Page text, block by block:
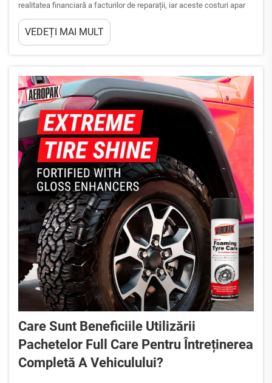
realitatea financiară a facturilor de reparații, iar aceste costuri apar
rar fără semne premonitorii. Adevărul este că întreținerea constantă
și preventivă, realizată cu ajutorul corect al produselor Full Care,
VEDEȚI MAI MULT
Care Sunt Beneficiile Utilizării
Pachetelor Full Care Pentru Întreținerea
Completă A Vehiculului?